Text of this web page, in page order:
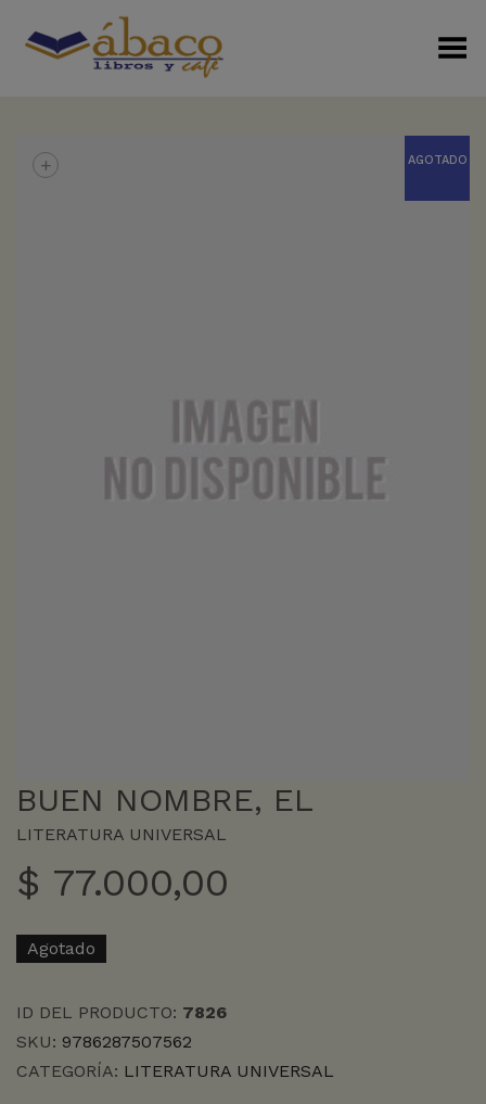
Menú Alterno
AGOTADO
+
BUEN NOMBRE, EL
LITERATURA UNIVERSAL
$ 77.000,00
Agotado
ID DEL PRODUCTO: 7826
SKU: 9786287507562
CATEGORÍA: LITERATURA UNIVERSAL